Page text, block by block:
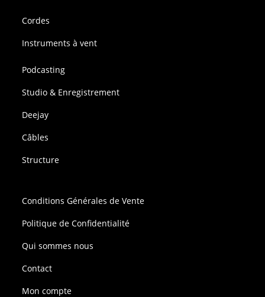
Cordes
Instruments à vent
Podcasting
Studio & Enregistrement
Deejay
Câbles
Structure
Conditions Générales de Vente
Politique de Confidentialité
Qui sommes nous
Contact
Mon compte